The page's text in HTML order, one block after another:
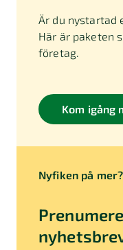
Är du nystartad
Här är paketen
företag.
Kom igång
Nyfiken på mer?